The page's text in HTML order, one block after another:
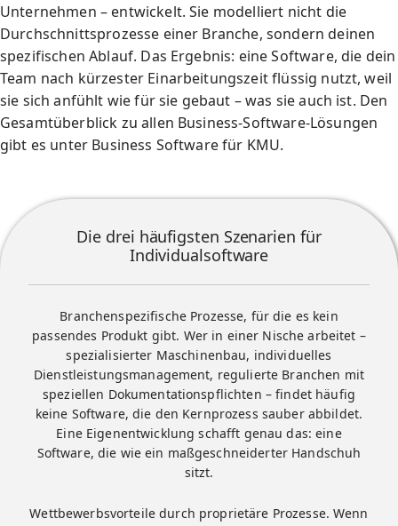
Unternehmen – entwickelt. Sie modelliert nicht die
Durchschnittsprozesse einer Branche, sondern deinen
spezifischen Ablauf. Das Ergebnis: eine Software, die dein
Team nach kürzester Einarbeitungszeit flüssig nutzt, weil
sie sich anfühlt wie für sie gebaut – was sie auch ist. Den
Gesamtüberblick zu allen Business-Software-Lösungen
gibt es unter Business Software für KMU.
Die drei häufigsten Szenarien für
Individualsoftware
Branchenspezifische Prozesse, für die es kein
passendes Produkt gibt. Wer in einer Nische arbeitet –
spezialisierter Maschinenbau, individuelles
Dienstleistungsmanagement, regulierte Branchen mit
speziellen Dokumentationspflichten – findet häufig
keine Software, die den Kernprozess sauber abbildet.
Eine Eigenentwicklung schafft genau das: eine
Software, die wie ein maßgeschneiderter Handschuh
sitzt.
Wettbewerbsvorteile durch proprietäre Prozesse. Wenn